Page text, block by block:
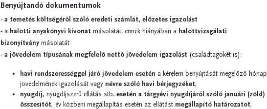
Benyújtandó dokumentumok
- a temetés költségéről szóló eredeti számlát, előzetes igazolást
- a halotti anyakönyvi kivonat másolatát; ennek hiányában a halottvizsgálati
bizonyítvány másolatát
- a jövedelem típusának megfelelő nettó jövedelem igazolást (családtagokét is):
havi rendszerességgel járó jövedelem esetén a kérelem benyújtását megelőző hónap
jövedelmének igazolását vagy névre szóló havi bérjegyzéket,
nyugdíj, nyugdíjszerű ellátás stb. esetén a tárgyévi nyugdíjáról szóló januári (zöld)
összesítőt, év közbeni megállapítás esetén az ellátást megállapító határozatot,